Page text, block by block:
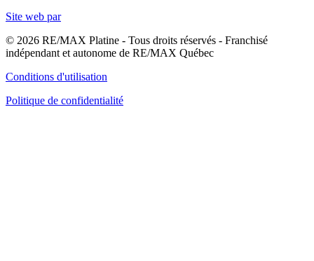
Site web par
© 2026 RE/MAX Platine - Tous droits réservés - Franchisé
indépendant et autonome de RE/MAX Québec
Conditions d'utilisation
Politique de confidentialité